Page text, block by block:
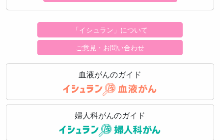
「イシュラン」について
ご意見・お問い合わせ
血液がんのガイド
婦人科がんのガイド